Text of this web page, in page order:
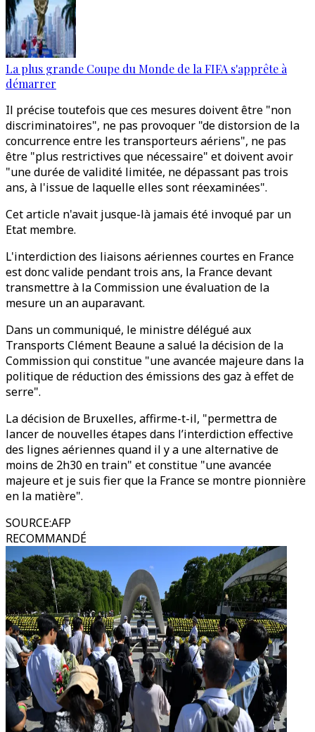
La plus grande Coupe du Monde de la FIFA s'apprête à
démarrer
Il précise toutefois que ces mesures doivent être "non
discriminatoires", ne pas provoquer "de distorsion de la
concurrence entre les transporteurs aériens", ne pas
être "plus restrictives que nécessaire" et doivent avoir
"une durée de validité limitée, ne dépassant pas trois
ans, à l'issue de laquelle elles sont réexaminées".
Cet article n'avait jusque-là jamais été invoqué par un
Etat membre.
L'interdiction des liaisons aériennes courtes en France
est donc valide pendant trois ans, la France devant
transmettre à la Commission une évaluation de la
mesure un an auparavant.
Dans un communiqué, le ministre délégué aux
Transports Clément Beaune a salué la décision de la
Commission qui constitue "une avancée majeure dans la
politique de réduction des émissions des gaz à effet de
serre".
La décision de Bruxelles, affirme-t-il, "permettra de
lancer de nouvelles étapes dans l’interdiction effective
des lignes aériennes quand il y a une alternative de
moins de 2h30 en train" et constitue "une avancée
majeure et je suis fier que la France se montre pionnière
en la matière".
SOURCE:AFP
RECOMMANDÉ